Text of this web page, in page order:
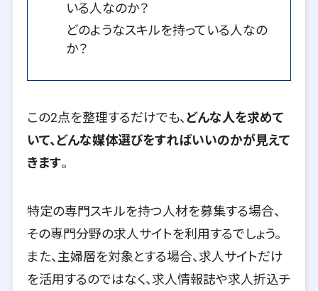
いる人なのか？
どのようなスキルを持っている人なの
か？
この2点を整理するだけでも、 どんな人を求めて
いて、どんな媒体選びをすればいいのかが見えて
きます。
特定の専門スキルを持つ人材を募集する場合、
その専門分野の求人サイトを利用するでしょう。
また、主婦層を対象とする場合、求人サイトだけ
を活用するのではなく、求人情報誌や求人折込チ